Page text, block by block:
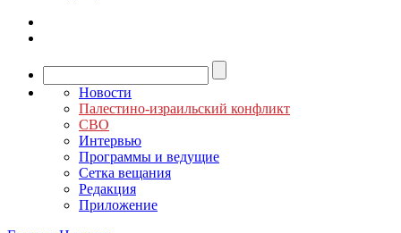
Новости
Палестино-израильский конфликт
СВО
Интервью
Программы и ведущие
Сетка вещания
Редакция
Приложение